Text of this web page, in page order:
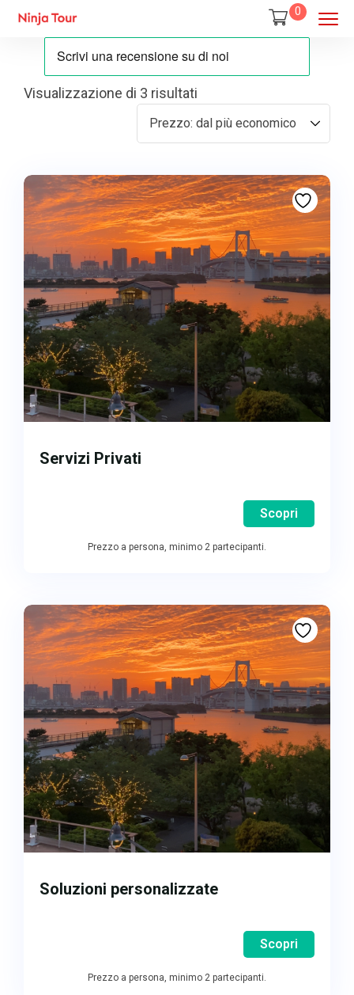
0
Visualizzazione di 3 risultati
Servizi Privati
Scopri
Soluzioni personalizzate
Scopri